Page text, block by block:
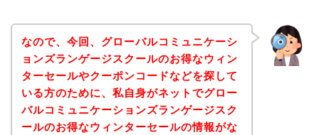
なので、今回、グローバルコミュニケーシ
ョンズランゲージスクールのお得なウィン
ターセールやクーポンコードなどを探して
いる方のために、私自身がネットでグロー
バルコミュニケーションズランゲージスク
ールのお得なウィンターセールの情報がな